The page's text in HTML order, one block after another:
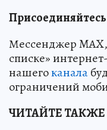
При
Мессенджер
списке»
нашегоканала
ограничений
ЧИТАЙТЕ ТАКЖЕ